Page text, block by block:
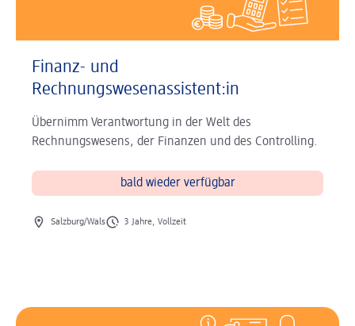
Finanz- und
Rechnungswesenassistent:in
Übernimm Verantwortung in der Welt des
Rechnungswesens, der Finanzen und des Controlling.
bald wieder verfügbar
Ort des Jobs
Salzburg/WalsArt des Jobs
3 Jahre, Vollzeit